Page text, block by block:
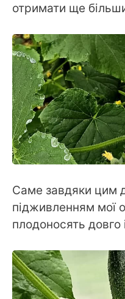
отримати ще
Саме завдяки цим
підживленням мої
плодоносять довго